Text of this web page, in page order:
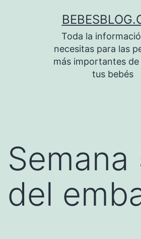
Toda la
necesitas para las
más importantes de
tus bebés
Semana
del